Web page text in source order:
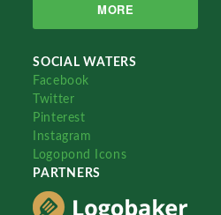
MORE
SOCIAL WATERS
Facebook
Twitter
Pinterest
Instagram
Logopond Icons
PARTNERS